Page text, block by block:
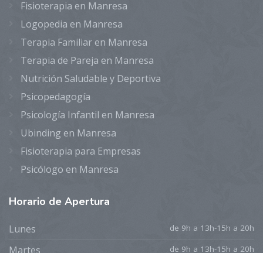
Fisioterapia en Manresa
Logopedia en Manresa
Terapia Familiar en Manresa
Terapia de Pareja en Manresa
Nutrición Saludable y Deportiva
Psicopedagogía
Psicología Infantil en Manresa
Ubinding en Manresa
Fisioterapia para Empresas
Psicólogo en Manresa
Horario de Apertura
Lunes de 9h a 13h-15h a 20h
Martes de 9h a 13h-15h a 20h